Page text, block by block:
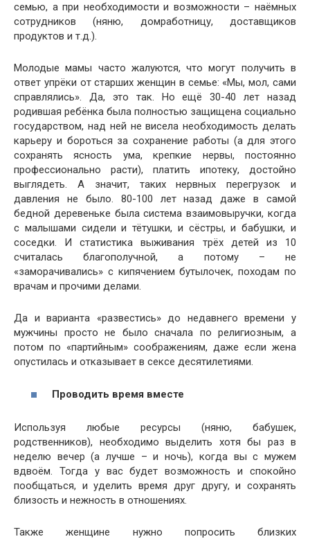
семью, а при необходимости и возможности – наёмных
сотрудников (няню, домработницу, доставщиков
продуктов и т.д.).
Молодые мамы часто жалуются, что могут получить в
ответ упрёки от старших женщин в семье: «Мы, мол, сами
справлялись». Да, это так. Но ещё 30-40 лет назад
родившая ребёнка была полностью защищена социально
государством, над ней не висела необходимость делать
карьеру и бороться за сохранение работы (а для этого
сохранять ясность ума, крепкие нервы, постоянно
профессионально расти), платить ипотеку, достойно
выглядеть. А значит, таких нервных перегрузок и
давления не было. 80-100 лет назад даже в самой
бедной деревеньке была система взаимовыручки, когда
с малышами сидели и тётушки, и сёстры, и бабушки, и
соседки. И статистика выживания трёх детей из 10
считалась благополучной, а потому – не
«заморачивались» с кипячением бутылочек, походам по
врачам и прочими делами.
Да и варианта «развестись» до недавнего времени у
мужчины просто не было сначала по религиозным, а
потом по «партийным» соображениям, даже если жена
опустилась и отказывает в сексе десятилетиями.
Проводить время вместе
Используя любые ресурсы (няню, бабушек,
родственников), необходимо выделить хотя бы раз в
неделю вечер (а лучше – и ночь), когда вы с мужем
вдвоём. Тогда у вас будет возможность и спокойно
пообщаться, и уделить время друг другу, и сохранять
близость и нежность в отношениях.
Также женщине нужно попросить близких